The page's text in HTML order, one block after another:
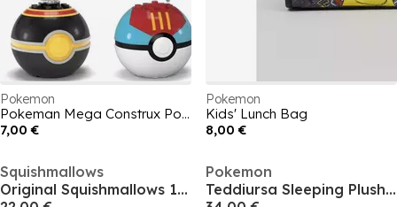
Pokemon
Pokeman Mega Construx Poke Ball - Generations
7,00 €
Pokemon
Kids' Lunch Bag
8,00 €
Squishmallows
Original Squishmallows 14-Inch Marill Pokémon Plush
Pokemon
Teddiursa Sleeping Plush - 18-Inch Premium Plush in Sleeping Pose